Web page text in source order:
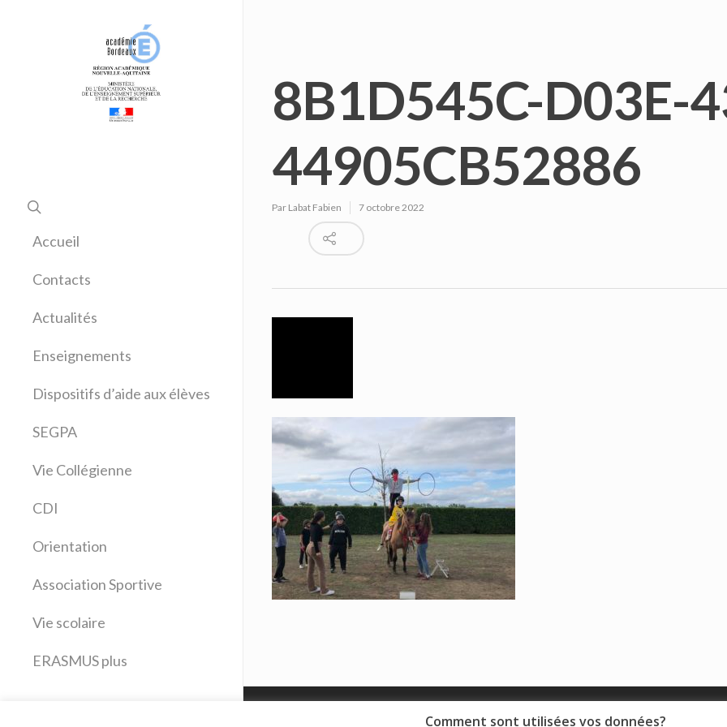
Accueil
Contacts
Actualités
Enseignements
Allemand
Anglais
Arts plastiques
Education musicale
Espagnol
Français
Latin
Sciences physiques
Technologie
Dispositifs d’aide aux élèves
SEGPA
Vie Collégienne
CDI
Orientation
Association Sportive
Vie scolaire
ERASMUS plus
8B1D545C-D03E-
44905CB52886
Par Labat Fabien 7 octobre 2022
© 2018 - Collège Henri de Navarre |Mentions légales
Comment sont utilisées vos données?